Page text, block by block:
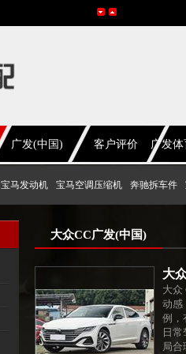
广发(中国) 客户评价 广发
宝马发动机 宝马空调压缩机 奔驰拆车件
大众CC广发(中国)
大
大众
动感
例，
日
局合